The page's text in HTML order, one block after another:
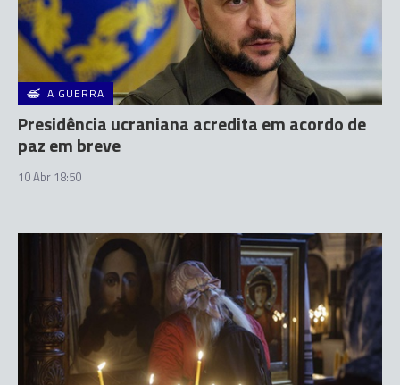
A GUERRA
Presidência ucraniana acredita em acordo de
paz em breve
10 Abr 18:50